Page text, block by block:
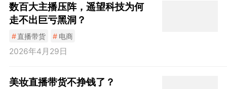
数百大主播压阵，遥望科技为何
走不出巨亏黑洞？
#直播带货 # 电商
2026年4月29日
美妆直播带货不挣钱了？